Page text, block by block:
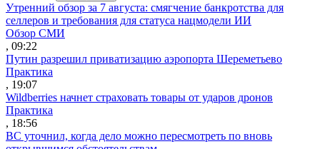
Утренний обзор за 7 августа: смягчение банкротства для
селлеров и требования для статуса нацмодели ИИ
Обзор СМИ
, 09:22
Путин разрешил приватизацию аэропорта Шереметьево
Практика
, 19:07
Wildberries начнет страховать товары от ударов дронов
Практика
, 18:56
ВС уточнил, когда дело можно пересмотреть по вновь